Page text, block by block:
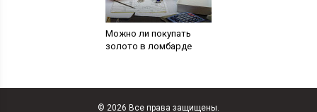
Можно ли покупать
золото в ломбарде
© 2026 Все права защищены.